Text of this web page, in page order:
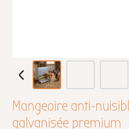
Mangeoire anti-
galvanisée premium